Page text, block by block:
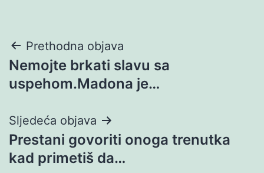
Navigacija
objava
Prethodna objava
Nemojte brkati slavu sa
uspehom.Madona je…
Sljedeća objava
Prestani govoriti onoga trenutka
kad primetiš da…